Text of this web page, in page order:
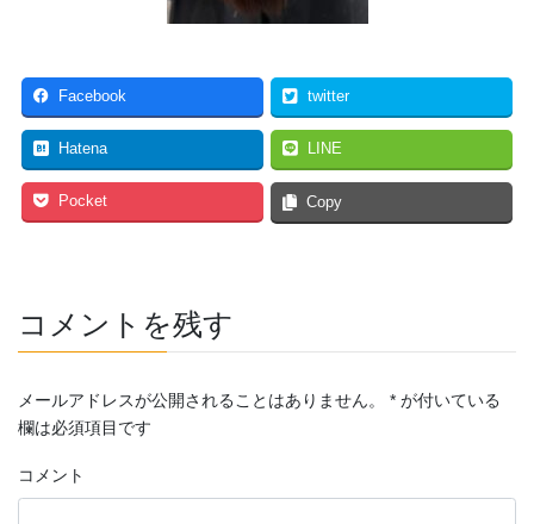
Facebook twitter
Hatena LINE
Pocket Copy
コメントを残す
メールアドレスが公開されることはありません。 * が付いている
欄は必須項目です
コメント